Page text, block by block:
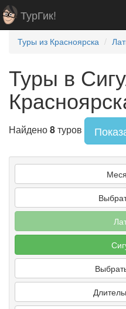
ТурГик!
Туры из Красноярска
Туры в
Найдено8туров